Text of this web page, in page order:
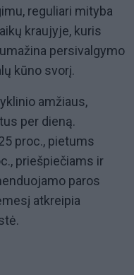
reguliari mityba
kraujyje, kuris
persivalgymo
kūno svorį.
amžiaus,
per dieną.
proc., pietums 
priešpiečiams ir
paros
atkreipia